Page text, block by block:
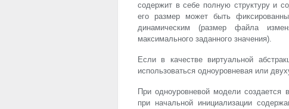
содержит в себе полную структуру и
его размер может быть
динамическим (размер файла
максимального заданного значения).
Если в качестве виртуальной
использоваться одноуровневая или
При одноуровневой модели создается
при начальной инициализации